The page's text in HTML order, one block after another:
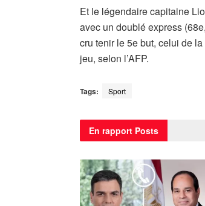
Et le légendaire capitaine
avec un doublé express
cru tenir le 5e but, celui de
jeu, selon l’AFP.
Tags: Sport
En rapport Posts